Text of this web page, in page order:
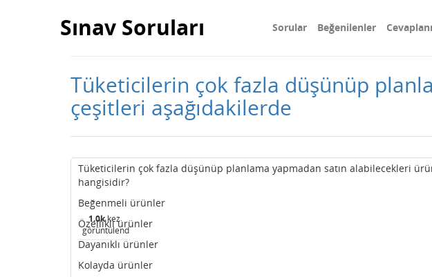
Sınav Soruları Sorular Beğenilenler
Tüketicilerin çok fazla düşünüp
çeşitleri aşağıdakilerde
1.0kkez
görüntülendi
Tüketicilerin çok fazla düşünüp planlama yapmadan satın alabilecekleri
hangisidir?
Beğenmeli ürünler
Özellikli ürünler
Dayanıklı ürünler
Kolayda ürünler